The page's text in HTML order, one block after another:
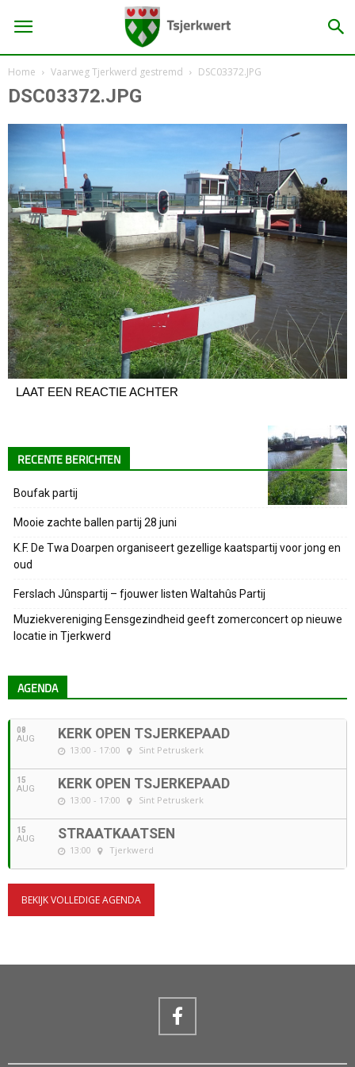
Home Vaarweg Tjerkwerd gestremd DSC03372.JPG
DSC03372.JPG
LAAT EEN REACTIE ACHTER
RECENTE BERICHTEN
Boufak partij
Mooie zachte ballen partij 28 juni
K.F. De Twa Doarpen organiseert gezellige kaatspartij voor jong en
oud
Ferslach Jûnspartij – fjouwer listen Waltahûs Partij
Muziekvereniging Eensgezindheid geeft zomerconcert op nieuwe
locatie in Tjerkwerd
AGENDA
08
AUG KERK OPEN TSJERKEPAAD
13:00 - 17:00 Sint Petruskerk
15
AUG KERK OPEN TSJERKEPAAD
13:00 - 17:00 Sint Petruskerk
15
AUG STRAATKAATSEN
13:00 Tjerkwerd
BEKIJK VOLLEDIGE AGENDA